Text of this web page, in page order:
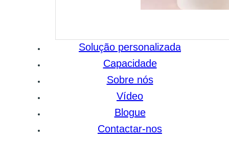
Solução personalizada
Capacidade
Sobre nós
Vídeo
Blogue
Contactar-nos